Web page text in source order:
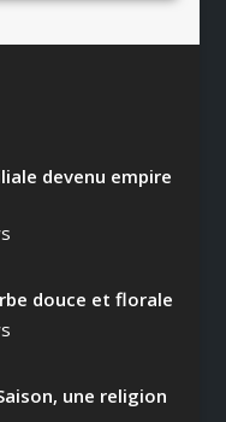
devenu empire
douce et florale
une religion